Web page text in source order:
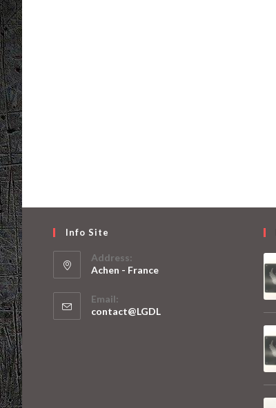
Info Site
Address:
Achen - France
dans
un
Email:
contact@LGDL